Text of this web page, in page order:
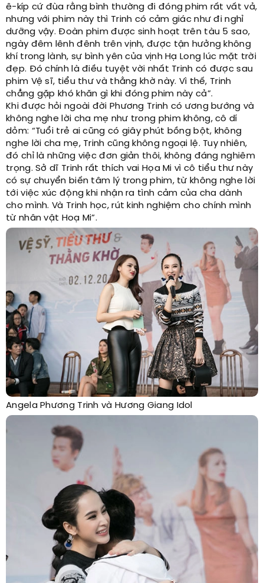
ê-kíp cứ đùa rằng bình thường đi đóng phim rất vất vả,
nhưng với phim này thì Trinh có cảm giác như đi nghỉ
dưỡng vậy. Đoàn phim được sinh hoạt trên tàu 5 sao,
ngày đêm lênh đênh trên vịnh, được tận hưởng không
khí trong lành, sự bình yên của vịnh Hạ Long lúc mặt trời
đẹp. Đó chính là điều tuyệt vời nhất Trinh có được sau
phim Vệ sĩ, tiểu thư và thằng khờ này. Vì thế, Trinh
chẳng gặp khó khăn gì khi đóng phim này cả”.
Khi được hỏi ngoài đời Phương Trinh có ương bướng và
không nghe lời cha mẹ như trong phim không, cô dí
dỏm: “Tuổi trẻ ai cũng có giây phút bồng bột, không
nghe lời cha mẹ, Trinh cũng không ngoại lệ. Tuy nhiên,
đó chỉ là những việc đơn giản thôi, không đáng nghiêm
trọng. Sở dĩ Trinh rất thích vai Họa Mi vì cô tiểu thư này
có sự chuyển biến tâm lý trong phim, từ không nghe lời
tới việc xúc động khi nhận ra tình cảm của cha dành
cho mình. Và Trinh học, rút kinh nghiệm cho chính mình
từ nhân vật Hoạ Mi”.
Angela Phương Trinh và Hương Giang Idol